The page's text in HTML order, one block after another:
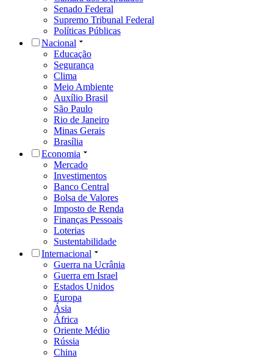
Senado Federal
Supremo Tribunal Federal
Políticas Públicas
Nacional
Educação
Segurança
Clima
Meio Ambiente
Auxílio Brasil
São Paulo
Rio de Janeiro
Minas Gerais
Brasília
Economia
Mercado
Investimentos
Banco Central
Bolsa de Valores
Imposto de Renda
Finanças Pessoais
Loterias
Sustentabilidade
Internacional
Guerra na Ucrânia
Guerra em Israel
Estados Unidos
Europa
Ásia
África
Oriente Médio
Rússia
China